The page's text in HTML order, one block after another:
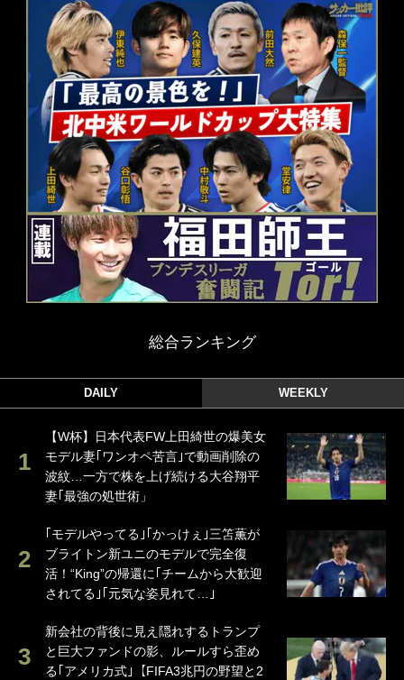
総合ランキング
DAILY WEEKLY
【W杯】日本代表FW上田綺世の爆美女
モデル妻｢ワンオペ苦言｣で動画削除の
波紋…一方で株を上げ続ける大谷翔平
妻｢最強の処世術」
｢モデルやってる｣｢かっけぇ｣三笘薫が
ブライトン新ユニのモデルで完全復
活！“King”の帰還に｢チームから大歓迎
されてる｣｢元気な姿見れて…｣
新会社の背後に見え隠れするトランプ
と巨大ファンドの影、ルールすら歪め
る｢アメリカ式｣【FIFA3兆円の野望と2